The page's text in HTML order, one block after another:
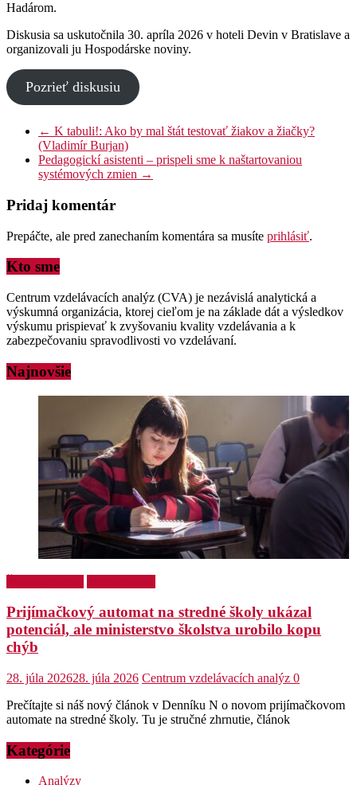
Hadárom.
Diskusia sa uskutočnila 30. apríla 2026 v hoteli Devin v Bratislave a
organizovali ju Hospodárske noviny.
Pozrieť diskusiu
← K tabuli!: Ako by mal štát testovať žiakov a žiačky?
(Vladimír Burjan)
Pedagogickí asistenti – prispeli sme k naštartovaniou
systémových zmien →
Pridaj komentár
Prepáčte, ale pred zanechaním komentára sa musíte prihlásiť.
Kto sme
Centrum vzdelávacích analýz (CVA) je nezávislá analytická a
výskumná organizácia, ktorej cieľom je na základe dát a výsledkov
výskumu prispievať k zvyšovaniu kvality vzdelávania a k
zabezpečovaniu spravodlivosti vo vzdelávaní.
Najnovšie
Prijímačkový automat na stredné školy ukázal
potenciál, ale ministerstvo školstva urobilo kopu
chýb
28. júla 202628. júla 2026 Centrum vzdelávacích analýz 0
Prečítajte si náš nový článok v Denníku N o novom prijímačkovom
automate na stredné školy. Tu je stručné zhrnutie, článok
Kategórie
Analýzy